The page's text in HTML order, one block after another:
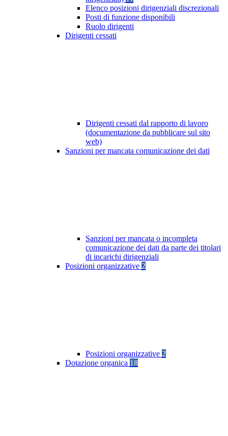
Elenco posizioni dirigenziali discrezionali
Posti di funzione disponibili
Ruolo dirigenti
Dirigenti cessati
Dirigenti cessati dal rapporto di lavoro
(documentazione da pubblicare sul sito
web)
Sanzioni per mancata comunicazione dei dati
Sanzioni per mancata o incompleta
comunicazione dei dati da parte dei titolari
di incarichi dirigenziali
Posizioni organizzative 2
Posizioni organizzative 2
Dotazione organica 18